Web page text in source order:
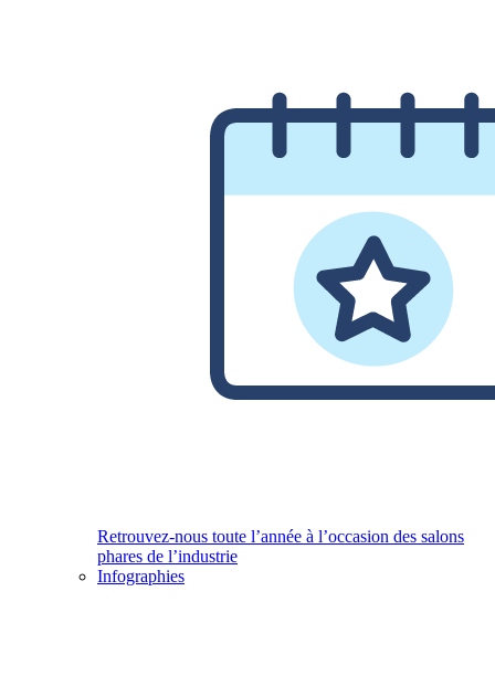
Retrouvez-nous toute l’année à l’occasion des salons
phares de l’industrie
Infographies